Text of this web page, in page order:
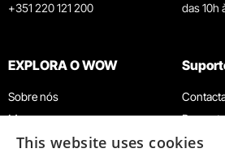
+351 220 121 200
das 10h
EXPLORA O WOW
Sobre nós
Museus
Agenda
Termos
This website uses cookies